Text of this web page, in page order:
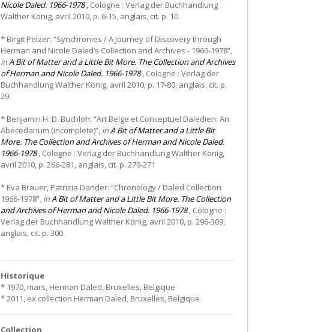
Nicole Daled. 1966-1978, Cologne : Verlag der Buchhandlung
Walther König, avril 2010, p. 6-15, anglais, cit. p. 10.
* Birgit Pelzer: “Synchronies / A Journey of Discovery through
Herman and Nicole Daled’s Collection and Archives - 1966-1978”,
inA Bit of Matter and a Little Bit More. The Collection and Archives
of Herman and Nicole Daled. 1966-1978, Cologne : Verlag der
Buchhandlung Walther König, avril 2010, p. 17-80, anglais, cit. p.
29.
* Benjamin H. D. Buchloh: “Art Belge et Conceptuel Daledien: An
Abecedarium (incomplete)”, inA Bit of Matter and a Little Bit
More. The Collection and Archives of Herman and Nicole Daled.
1966-1978, Cologne : Verlag der Buchhandlung Walther König,
avril 2010, p. 266-281, anglais, cit. p. 270-271
* Eva Brauer, Patrizia Dander: “Chronology / Daled Collection
1966-1978”, inA Bit of Matter and a Little Bit More. The Collection
and Archives of Herman and Nicole Daled. 1966-1978, Cologne :
Verlag der Buchhandlung Walther König, avril 2010, p. 296-309,
anglais, cit. p. 300.
Historique
* 1970, mars, Herman Daled, Bruxelles, Belgique
* 2011, ex collection Herman Daled, Bruxelles, Belgique
Collection